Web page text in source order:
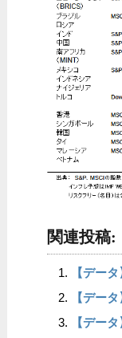
関連投稿:
【デー
【デー
【デー